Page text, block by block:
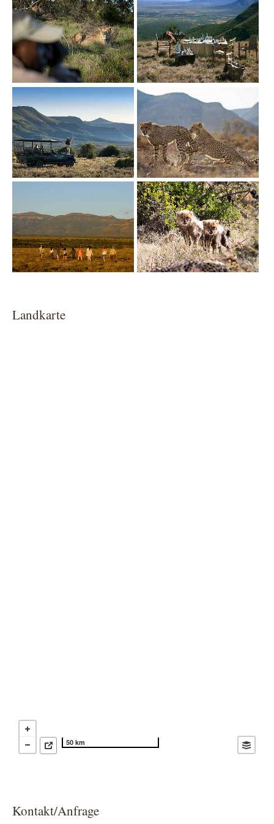
Show larger version Show larger version
Show larger version
Landkarte
50 km
Kontakt/Anfrage